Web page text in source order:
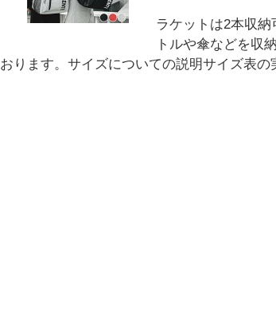
ラケットは2本収
トルや傘などを収
おります。サイズについての説明サイズ表